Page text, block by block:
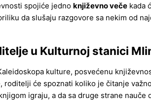
spojiće jedno književno veče kada
da slušaju razgovore sa nekim od
u Kulturnoj stanici
kulture, posvećenu
roditelji će spoznati koliko je čitanje
igraju, a da sa druge strane nauče